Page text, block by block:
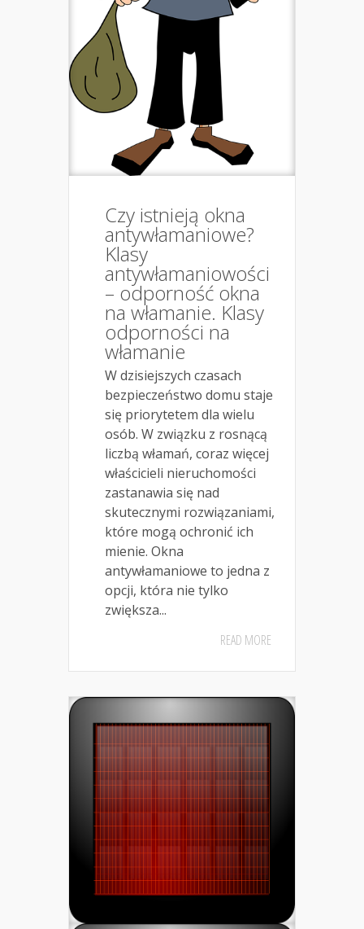
Czy istnieją okna
antywłamaniowe?
Klasy
antywłamaniowości
– odporność okna
na włamanie. Klasy
odporności na
włamanie
W dzisiejszych czasach
bezpieczeństwo domu staje
się priorytetem dla wielu
osób. W związku z rosnącą
liczbą włamań, coraz więcej
właścicieli nieruchomości
zastanawia się nad
skutecznymi rozwiązaniami,
które mogą ochronić ich
mienie. Okna
antywłamaniowe to jedna z
opcji, która nie tylko
zwiększa...
READ MORE